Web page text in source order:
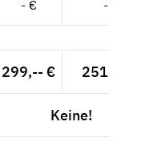
- € - €
299,-- € 251,26 €
Keine!